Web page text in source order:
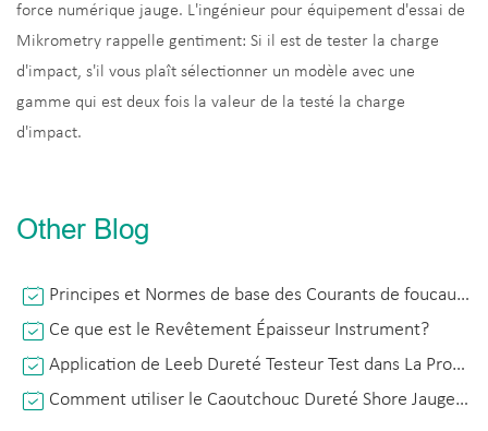
force numérique jauge. L'ingénieur pour équipement d'essai de
Mikrometry rappelle gentiment: Si il est de tester la charge
d'impact, s'il vous plaît sélectionner un modèle avec une
gamme qui est deux fois la valeur de la testé la charge
d'impact.
Other Blog
Principes et Normes de base des Courants de foucault Revêtement Numérique Jauge D'épaisseur Technologie
Ce que est le Revêtement Épaisseur Instrument?
Application de Leeb Dureté Testeur Test dans La Production Industrielle
Comment utiliser le Caoutchouc Dureté Shore Jauge Correctement?